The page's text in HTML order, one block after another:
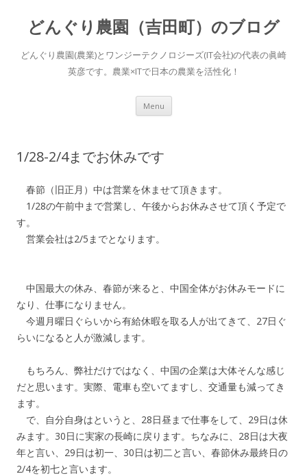
どんぐり農園（吉田町）のブログ
どんぐり農園(農業)とワンジーテクノロジーズ(IT会社)の代表の眞崎
英彦です。農業×ITで日本の農業を活性化！
Menu Skip to content
1/28-2/4までお休みです
春節（旧正月）中は営業を休ませて頂きます。
1/28の午前中まで営業し、午後からお休みさせて頂く予定で
す。
営業会社は2/5までとなります。
中国最大の休み、春節が来ると、中国全体がお休みモードに
なり、仕事になりません。
今週月曜日ぐらいから有給休暇を取る人が出てきて、27日ぐ
らいになると人が激減します。
もちろん、弊社だけではなく、中国の企業は大体そんな感じ
だと思います。実際、電車も空いてますし、交通量も減ってき
ます。
で、自分自身はというと、28日昼まで仕事をして、29日は休
みます。30日に実家の長崎に戻ります。ちなみに、28日は大夜
年と言い、29日は初一、30日は初二と言い、春節休み最終日の
2/4を初七と言います。